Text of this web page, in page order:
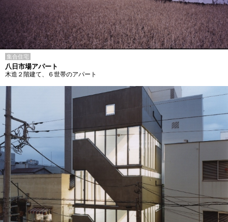
集合住宅
八日市場アパート
木造２階建て、６世帯のアパート